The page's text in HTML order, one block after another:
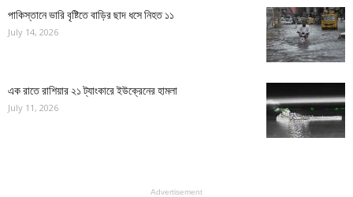
পাকিস্তানে ভারি বৃষ্টিতে বাড়ির ছাদ ধসে নিহত ১১
July 14, 2026
এক রাতে রাশিয়ার ২১ ট্যাংকারে ইউক্রেনের হামলা
July 11, 2026
Advertisement